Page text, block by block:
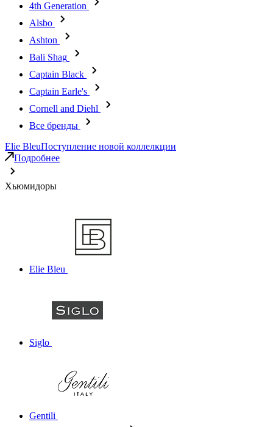
4th Generation
Alsbo
Ashton
Bali Shag
Captain Black
Captain Earle's
Cornell and Diehl
Все бренды
Elie BleuПоступление новой коллелкции
Подробнее
Хьюмидоры
Elie Bleu
Siglo
Gentili